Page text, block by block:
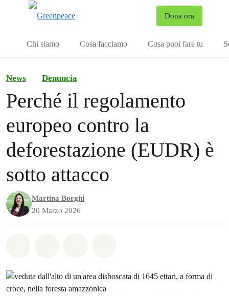
Dona ora
Chi siamo Cosa facciamo Cosa puoi fare tu
News Denuncia
Perché il regolamento
europeo contro la
deforestazione (EUDR) è
sotto attacco
Martina Borghi
20 Marzo 2026